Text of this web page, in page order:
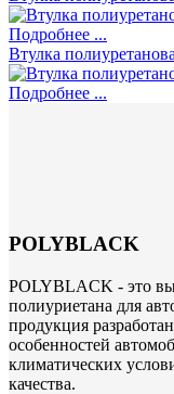
Подробнее ...
Втулка
Подробнее ...
POLYBLACK
POLYBLACK - это
полиуриетана для
продукция
особенностей
климатических
качества.